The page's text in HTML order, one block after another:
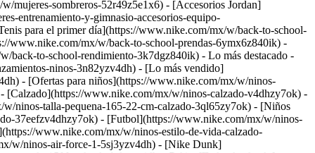
mujeres-sombreros-52r49z5e1x6) - [Accesorios Jordan]
entrenamiento-y-gimnasio-accesorios-equipo-
para el primer día](https://www.nike.com/mx/w/back-to-school-
www.nike.com/mx/w/back-to-school-prendas-6ymx6z840ik) -
back-to-school-rendimiento-3k7dgz840ik) - Lo más destacado -
ninos-3n82yzv4dh) - [Lo más vendido]
- [Ofertas para niños](https://www.nike.com/mx/w/ninos-
- [Calzado](https://www.nike.com/mx/w/ninos-calzado-v4dhzy7ok) -
ninos-talla-pequena-165-22-cm-calzado-3ql65zy7ok) - [Niños
37eefzv4dhzy7ok) - [Futbol](https://www.nike.com/mx/w/ninos-
www.nike.com/mx/w/ninos-estilo-de-vida-calzado-
w/ninos-air-force-1-5sj3yzv4dh) - [Nike Dunk]